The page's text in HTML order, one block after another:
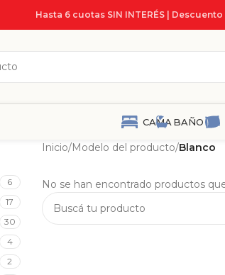
Hasta 6 cuotas SIN INTERÉS |
CAMA BAÑO
6
17
30
4
2
Inicio/Modelo del producto/Blanco
No se han encontrado productos